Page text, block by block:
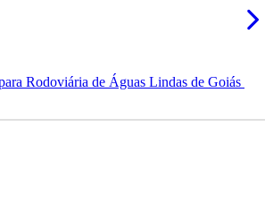
Rodoviária de Águas Lindas de Goiás